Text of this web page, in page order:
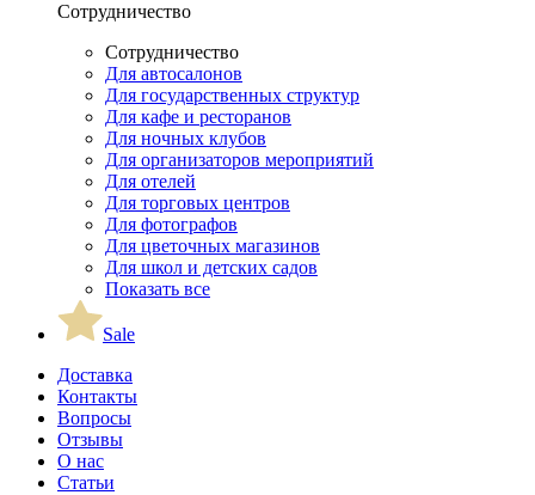
Сотрудничество
Сотрудничество
Для автосалонов
Для государственных структур
Для кафе и ресторанов
Для ночных клубов
Для организаторов мероприятий
Для отелей
Для торговых центров
Для фотографов
Для цветочных магазинов
Для школ и детских садов
Показать все
Sale
Доставка
Контакты
Вопросы
Отзывы
О нас
Статьи